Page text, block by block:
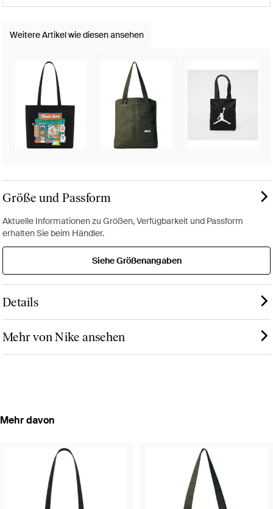
Weitere Artikel wie diesen ansehen
Größe und Passform
Aktuelle Informationen zu Größen, Verfügbarkeit und Passform
erhalten Sie beim Händler.
Siehe Größenangaben
Details
Mehr von Nike ansehen
Mehr davon